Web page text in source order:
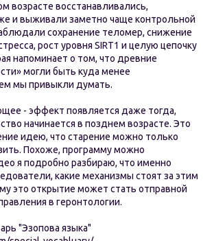
возрасте восстанавливались,
и выживали заметно чаще контрольной
сохранение теломер, снижение
рост уровня SIRT1 и целую цепочку
напоминает о том, что древние
могли быть куда менее
мы привыкли думать.
- эффект появляется даже тогда,
начинается в позднем возрасте. Это
идею, что старение можно только
Похоже, программу можно
я подробно разбираю, что именно
какие механизмы стоят за этим
это открытие может стать отправной
в геронтологии.
"Эзопова языка"